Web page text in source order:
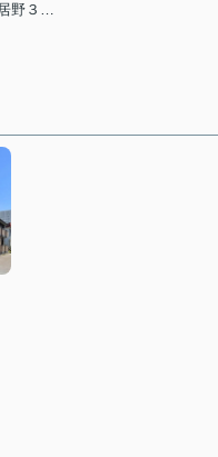
久留米市山川安居野３丁目